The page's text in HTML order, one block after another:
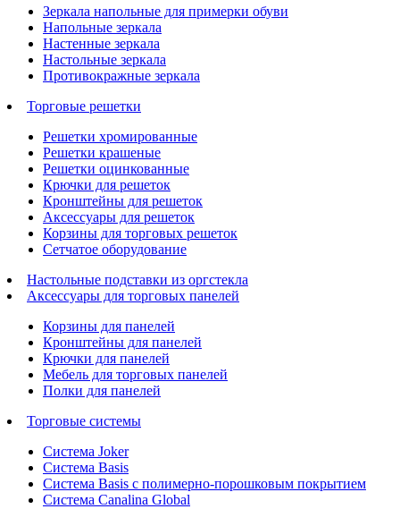
Зеркала напольные для примерки обуви
Напольные зеркала
Настенные зеркала
Настольные зеркала
Противокражные зеркала
Торговые решетки
Решетки хромированные
Решетки крашеные
Решетки оцинкованные
Крючки для решеток
Кронштейны для решеток
Аксессуары для решеток
Корзины для торговых решеток
Сетчатое оборудование
Настольные подставки из оргстекла
Аксессуары для торговых панелей
Корзины для панелей
Кронштейны для панелей
Крючки для панелей
Мебель для торговых панелей
Полки для панелей
Торговые системы
Система Joker
Система Basis
Система Basis с полимерно-порошковым покрытием
Система Canalina Global